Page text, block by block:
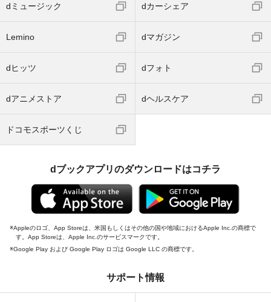
dミュージック dカーシェア
Lemino dマガジン
dヒッツ dフォト
dアニメストア dヘルスケア
ドコモスポーツくじ
dブックアプリのダウンロードはコチラ
Appleのロゴ、App Storeは、米国もしくはその他の国や地域におけるApple Inc.の商標で
す。App Storeは、Apple Inc.のサービスマークです。
Google Play および Google Play ロゴは Google LLC の商標です。
サポート情報